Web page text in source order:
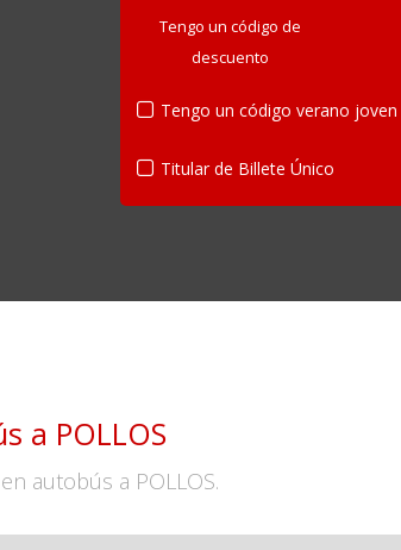
Tengo un código de
descuento
Tengo un código verano joven
Titular de Billete Único
a POLLOS
autobús a POLLOS.